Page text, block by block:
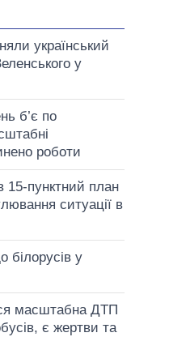
український
у
б’є по
роботи
15-пунктний план
ситуації в
білорусів у
масштабна ДТП
є жертви та